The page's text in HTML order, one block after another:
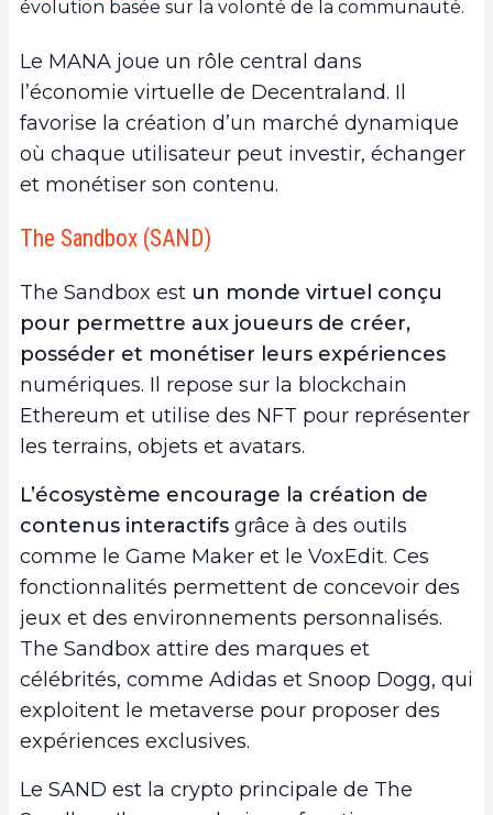
évolution basée sur la volonté de la communauté.
Le MANA joue un rôle central dans
l’économie virtuelle de Decentraland. Il
favorise la création d’un marché dynamique
où chaque utilisateur peut investir, échanger
et monétiser son contenu.
The Sandbox (SAND)
The Sandbox est un monde virtuel conçu
pour permettre aux joueurs de créer,
posséder et monétiser leurs expériences
numériques. Il repose sur la blockchain
Ethereum et utilise des NFT pour représenter
les terrains, objets et avatars.
L’écosystème encourage la création de
contenus interactifs grâce à des outils
comme le Game Maker et le VoxEdit. Ces
fonctionnalités permettent de concevoir des
jeux et des environnements personnalisés.
The Sandbox attire des marques et
célébrités, comme Adidas et Snoop Dogg, qui
exploitent le metaverse pour proposer des
expériences exclusives.
Le SAND est la crypto principale de The